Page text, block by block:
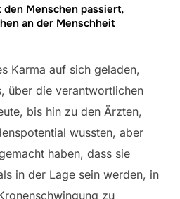
Menschen passiert,
an der Menschheit
Karma auf sich geladen,
über die verantwortlichen
bis hin zu den Ärzten,
wussten, aber
haben, dass sie
in der Lage sein werden, in
zu